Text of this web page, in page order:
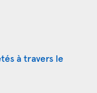
à travers le